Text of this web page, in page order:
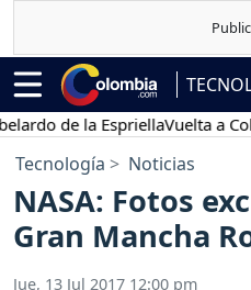
de la EspriellaVuelta a
Tecnología Noticias
NASA: Fotos
Gran Mancha
Jue, 13 Jul 2017 12:00 pm